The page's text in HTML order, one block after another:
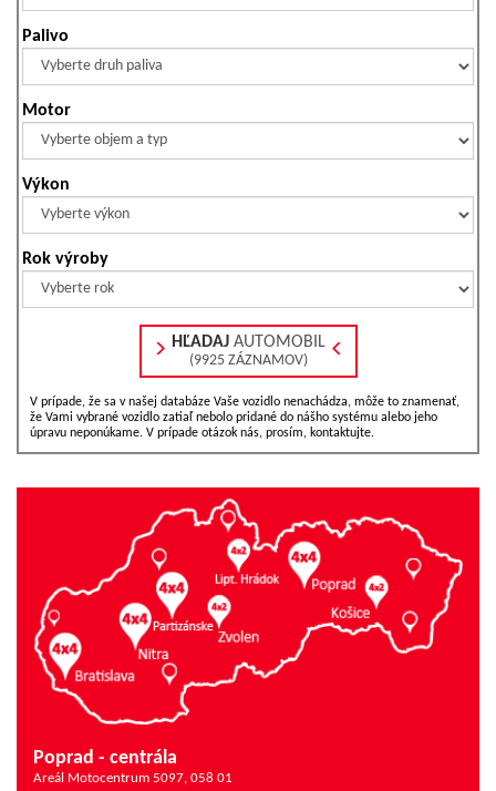
Palivo
Motor
Výkon
Rok výroby
HĽADAJAUTOMOBIL
(9925 ZÁZNAMOV)
V prípade, že sa v našej databáze Vaše vozidlo nenachádza, môže to znamenať,
že Vami vybrané vozidlo zatiaľ nebolo pridané do nášho systému alebo jeho
úpravu neponúkame. V prípade otázok nás, prosím, kontaktujte.
Poprad - centrála
Areál Motocentrum 5097, 058 01